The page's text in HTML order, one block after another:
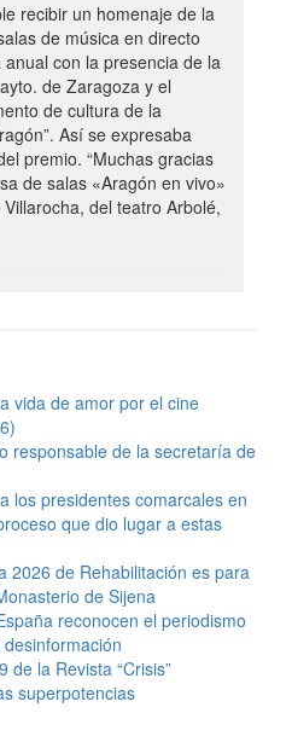
recibir un homenaje de la
de música en directo
con la presencia de la
de Zaragoza y el
de cultura de la
Así se expresaba
premio. “Muchas gracias
de salas «Aragón en vivo»
del teatro Arbolé,
vida de amor por el cine
responsable de la secretaría de
los presidentes comarcales en
que dio lugar a estas
2026 de Rehabilitación es para
de Sijena
reconocen el periodismo
de la Revista “Crisis”
superpotencias